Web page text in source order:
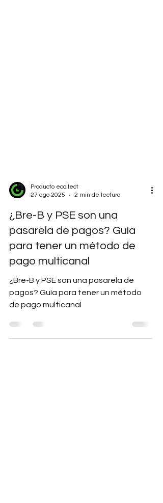
27 ago 2025
2 min de lectura
¿Bre-B y PSE son una
pasarela de pagos? Guía
para tener un método de
pago multicanal
¿Bre-B y PSE son una pasarela de
de pago multicanal